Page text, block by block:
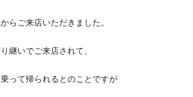
らご来店いただきました。
継いでご来店されて、
って帰られるとのことですが